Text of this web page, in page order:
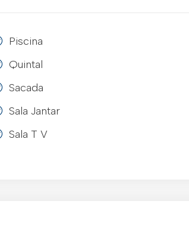
Piscina
Quintal
Sacada
Sala Jantar
Sala T V